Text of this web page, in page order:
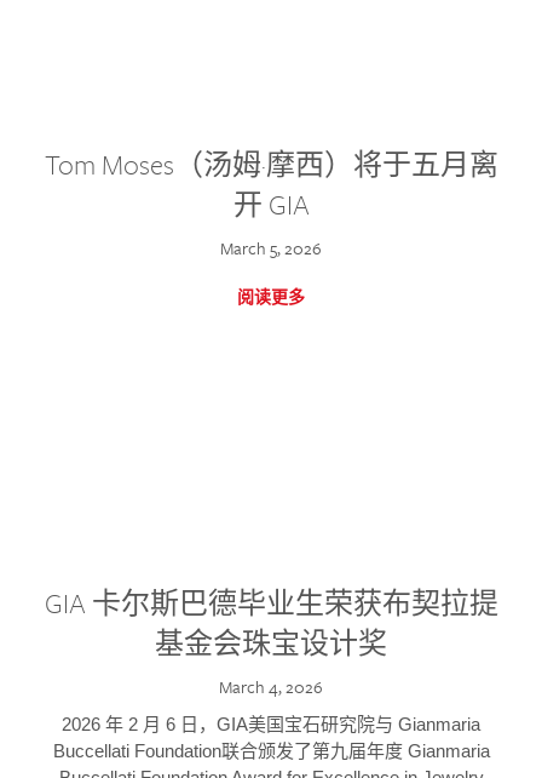
Tom Moses（汤姆·摩西）将于五月离
开 GIA
March 5, 2026
阅读更多
GIA 卡尔斯巴德毕业生荣获布契拉提
基金会珠宝设计奖
March 4, 2026
2026 年 2 月 6 日，GIA美国宝石研究院与 Gianmaria
Buccellati Foundation联合颁发了第九届年度 Gianmaria